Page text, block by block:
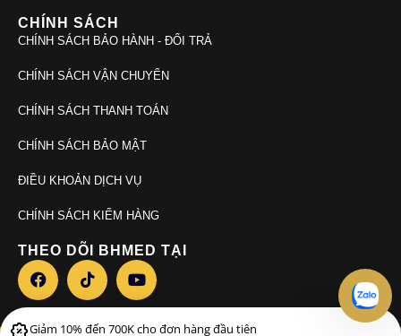
CHÍNH SÁCH
CHÍNH SÁCH BẢO HÀNH - ĐỔI TRẢ
CHÍNH SÁCH VẬN CHUYỂN
CHÍNH SÁCH THANH TOÁN
CHÍNH SÁCH BẢO MẬT
ĐIỀU KHOẢN DỊCH VỤ
CHÍNH SÁCH KIỂM HÀNG
THEO DÕI BHMED TẠI
Giảm 10% đến 700K cho đơn hàng đầu tiên